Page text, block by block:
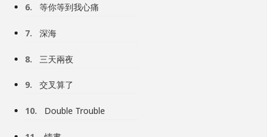
6. 等你等到我心痛
7. 深海
8. 三天兩夜
9. 交叉算了
10. Double Trouble